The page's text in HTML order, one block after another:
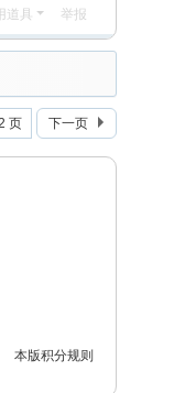
道具 举报
页 下一页
本版积分规则